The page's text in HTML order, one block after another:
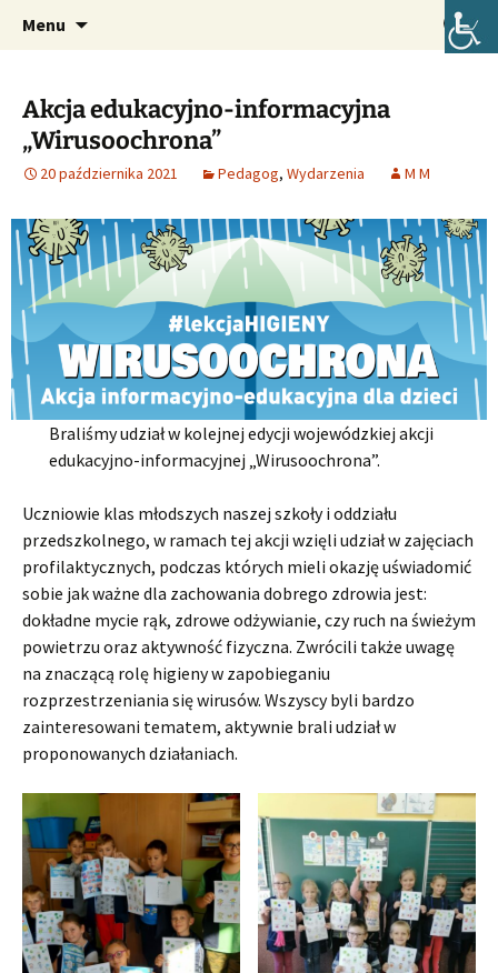
Szkoła Podstawowa im. Józefa
Lompy w Lubszy
Oficjalna strona internetowa szkoły.
Menu Szukaj:
Akcja edukacyjno-informacyjna
„Wirusoochrona”
20 października 2021 Pedagog, Wydarzenia M M
Braliśmy udział w kolejnej edycji wojewódzkiej akcji
edukacyjno-informacyjnej „Wirusoochrona”.
Uczniowie klas młodszych naszej szkoły i oddziału
przedszkolnego, w ramach tej akcji wzięli udział w zajęciach
profilaktycznych, podczas których mieli okazję uświadomić
sobie jak ważne dla zachowania dobrego zdrowia jest:
dokładne mycie rąk, zdrowe odżywianie, czy ruch na świeżym
powietrzu oraz aktywność fizyczna. Zwrócili także uwagę
na znaczącą rolę higieny w zapobieganiu
rozprzestrzeniania się wirusów. Wszyscy byli bardzo
zainteresowani tematem, aktywnie brali udział w
proponowanych działaniach.